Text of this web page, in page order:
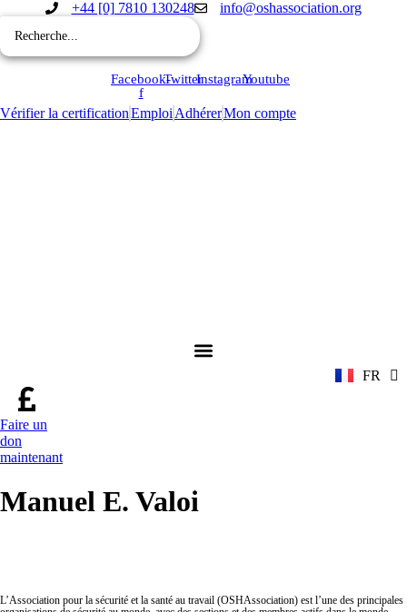
contenu
+44 [0] 7810 130248 info@oshassociation.org
Facebook-
f
TwitterInstagramYoutube
Vérifier la certificationEmploi AdhérerMon compte
FR
ES
Faire un
don
maintenant
Manuel E. Valoi
L’Association pour la sécurité et la santé au travail (OSHAssociation) est l’une des principales